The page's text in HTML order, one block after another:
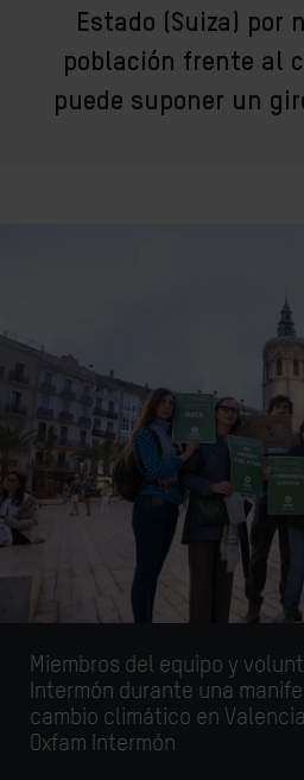
Estado (Suiza) por
población frente al
puede suponer un
Miembros del equipo y
Intermón durante una
cambio climático en
Oxfam Intermón